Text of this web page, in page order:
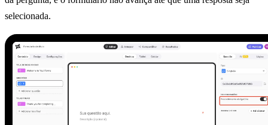
selecionada.